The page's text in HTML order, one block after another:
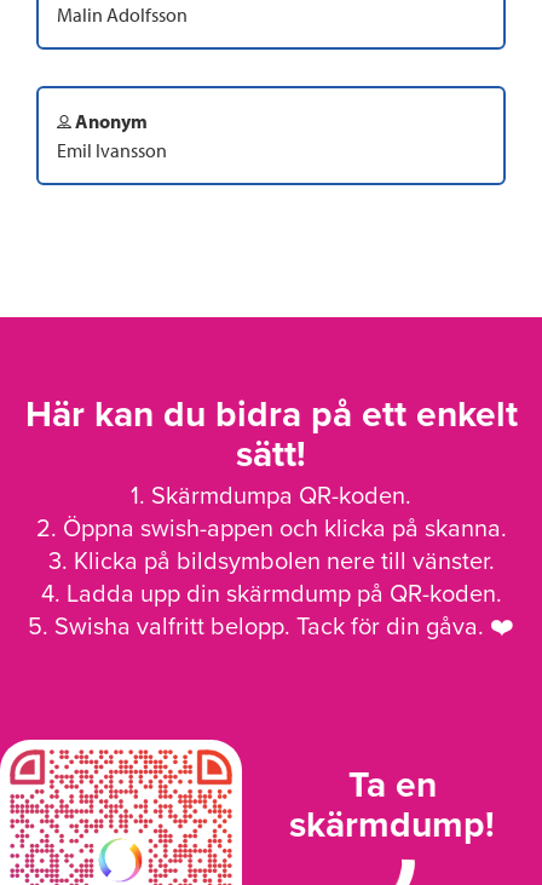
Malin Adolfsson
Anonym
Emil Ivansson
Här kan du bidra på ett enkelt
sätt!
1. Skärmdumpa QR-koden.
2. Öppna swish-appen och klicka på skanna.
3. Klicka på bildsymbolen nere till vänster.
4. Ladda upp din skärmdump på QR-koden.
5. Swisha valfritt belopp. Tack för din gåva. ❤️
Ta en
skärmdump!